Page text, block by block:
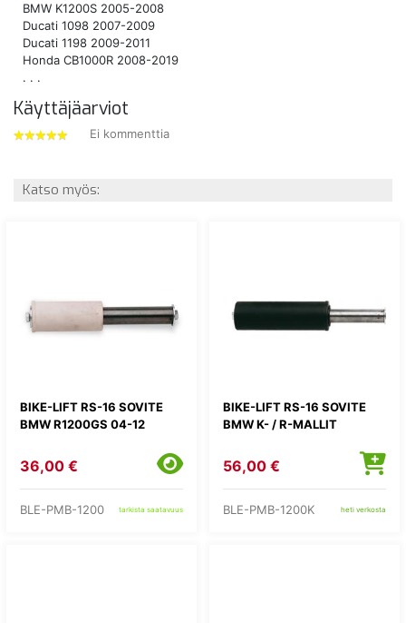
BMW K1200S 2005-2008
Ducati 1098 2007-2009
Ducati 1198 2009-2011
Honda CB1000R 2008-2019
. . .
Käyttäjäarviot
Ei kommenttia
Katso myös:
BIKE-LIFT RS-16 SOVITE
BMW R1200GS 04-12
36,00 €
BLE-PMB-1200 tarkista saatavuus
BIKE-LIFT RS-16 SOVITE
BMW K- / R-MALLIT
56,00 €
BLE-PMB-1200K heti verkosta